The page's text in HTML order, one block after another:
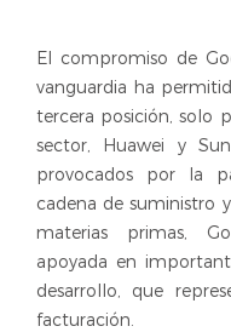
El compromiso de
vanguardia ha
tercera posición, solo
sector, Huawei y
provocados por la
cadena de suministro
materias primas,
apoyada en
desarrollo, que
facturación.